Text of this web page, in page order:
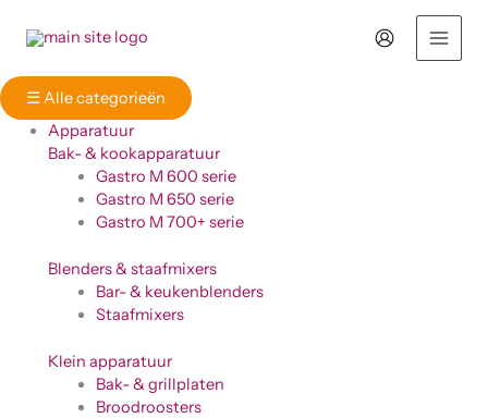
naar
inhoud
☰Alle categorieën
Apparatuur
Bak- & kookapparatuur
Gastro M 600 serie
Gastro M 650 serie
Gastro M 700+ serie
Blenders & staafmixers
Bar- & keukenblenders
Staafmixers
Klein apparatuur
Bak- & grillplaten
Broodroosters